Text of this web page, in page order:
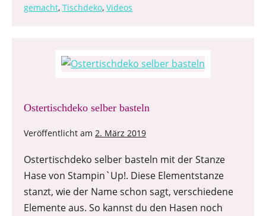
gemacht, Tischdeko, Videos
Ostertischdeko selber basteln
Veröffentlicht am 2. März 2019
Ostertischdeko selber basteln mit der Stanze
Hase von Stampin`Up!. Diese Elementstanze
stanzt, wie der Name schon sagt, verschiedene
Elemente aus. So kannst du den Hasen noch